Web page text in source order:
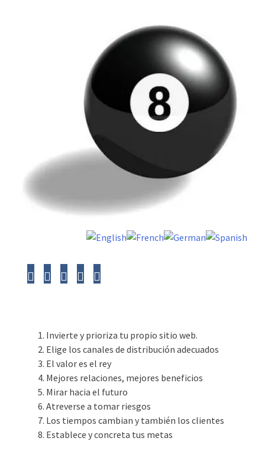
Invierte y prioriza tu propio sitio web.
Elige los canales de distribución adecuados
El valor es el rey
Mejores relaciones, mejores beneficios
Mirar hacia el futuro
Atreverse a tomar riesgos
Los tiempos cambian y también los clientes
Establece y concreta tus metas